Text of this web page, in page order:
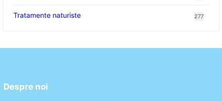
Tratamente naturiste 277
Despre noi